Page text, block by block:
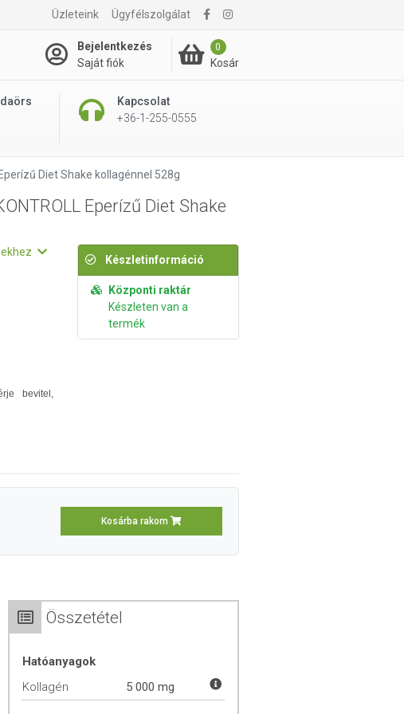
Üzleteink Ügyfélszolgálat
Bejelentkezés
Saját fiók
0
Kosár
Kapcsolat
+36-1-255-0555
10 595 Ft Kosárba rakom
Diet Shake kollagénnel 528g
Eperízű Diet Shake
bevitel,
Készletinformáció
Központi raktár
Készleten van a
termék
Kosárba rakom
Összetétel
Hatóanyagok
Kollagén
5 000 mg